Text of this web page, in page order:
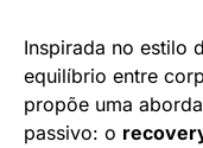
Inspirada no estilo
equilíbrio entre
propõe uma
passivo: o